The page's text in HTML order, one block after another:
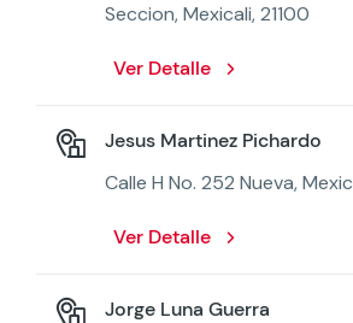
Seccion, Mexicali, 21100
Ver Detalle
Jesus Martinez Pichardo
Calle H No. 252 Nueva,
Ver Detalle
Jorge Luna Guerra